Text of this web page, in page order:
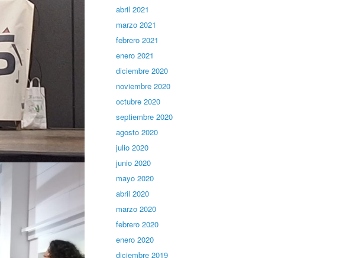
abril 2021
marzo 2021
febrero 2021
enero 2021
diciembre 2020
noviembre 2020
octubre 2020
septiembre 2020
agosto 2020
julio 2020
junio 2020
mayo 2020
abril 2020
marzo 2020
febrero 2020
enero 2020
diciembre 2019